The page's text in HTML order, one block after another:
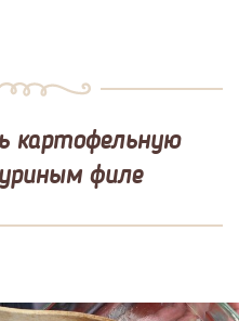
картофельную
филе